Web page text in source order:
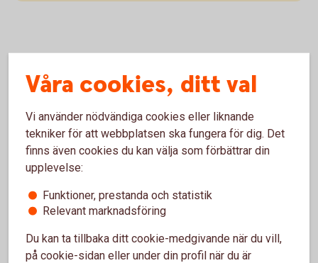
Minskad miljöpåverkan - för miljön
med AutoPlan vagnpark
Miljöanpassad bilpolicy
Med AutoPlan får du hjälp att miljöanpassa företagets
Få miljörelaterad statistik över företagets bilar, bland annat
för bullernivå och det faktiska koldioxidutsläppet.
Våra cookies, ditt val
Vi använder nödvändiga cookies eller liknande
tekniker för att webbplatsen ska fungera för dig. Det
finns även cookies du kan välja som förbättrar din
upplevelse:
Funktioner, prestanda och statistik
Relevant marknadsföring
Du kan ta tillbaka ditt cookie-medgivande när du vill,
på cookie-sidan eller under din profil när du är